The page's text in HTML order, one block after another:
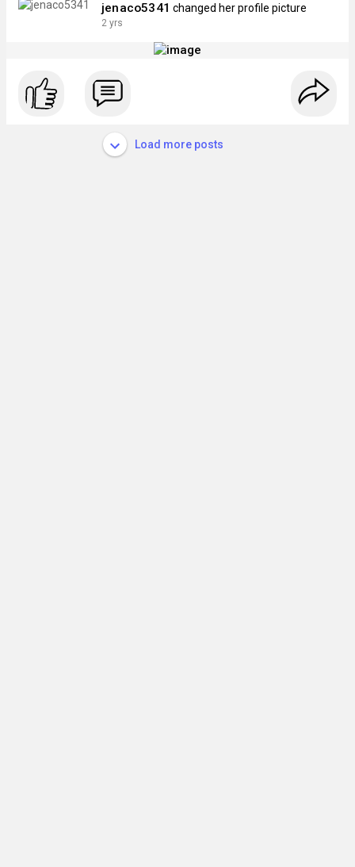
jenaco5341 changed her profile picture
2 yrs
Load more posts